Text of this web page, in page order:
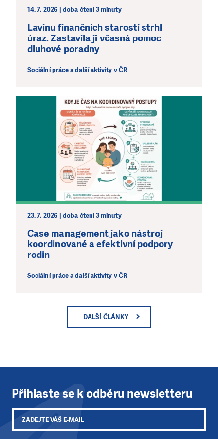
14. 7. 2026 | doba čtení 3 minuty
Lavinu finančních starostí strhl
úraz. Zastavila ji včasná pomoc
dluhové poradny
Sociální práce a další aktivity v ČR
23. 7. 2026 | doba čtení 3 minuty
Case management jako nástroj
koordinované a efektivní podpory
rodin
Sociální práce a další aktivity v ČR
DALŠÍ ČLÁNKY
Přihlaste se k odběru newsletteru